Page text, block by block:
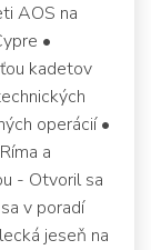
AOS na
•
kadetov
operácií •
a
- Otvoril sa
v poradí
jeseň na